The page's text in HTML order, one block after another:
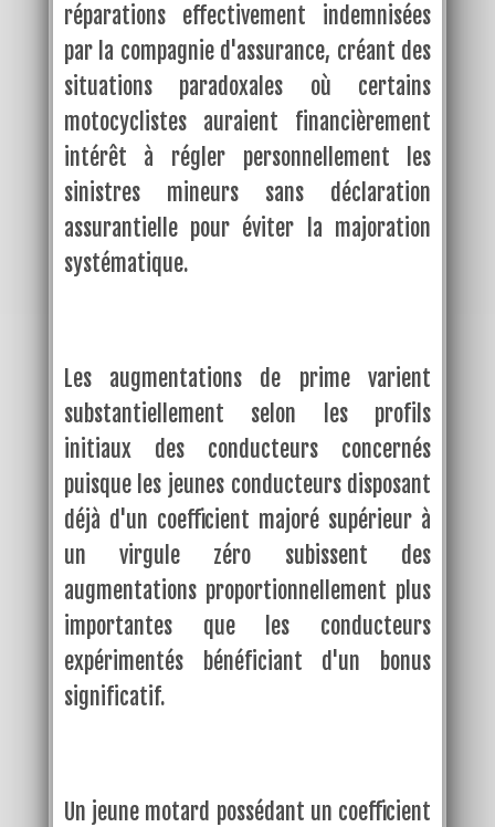
réparations effectivement indemnisées
par la compagnie d'assurance, créant des
situations paradoxales où certains
motocyclistes auraient financièrement
intérêt à régler personnellement les
sinistres mineurs sans déclaration
assurantielle pour éviter la majoration
systématique.
Les augmentations de prime varient
substantiellement selon les profils
initiaux des conducteurs concernés
puisque les jeunes conducteurs disposant
déjà d'un coefficient majoré supérieur à
un virgule zéro subissent des
augmentations proportionnellement plus
importantes que les conducteurs
expérimentés bénéficiant d'un bonus
significatif.
Un jeune motard possédant un coefficient